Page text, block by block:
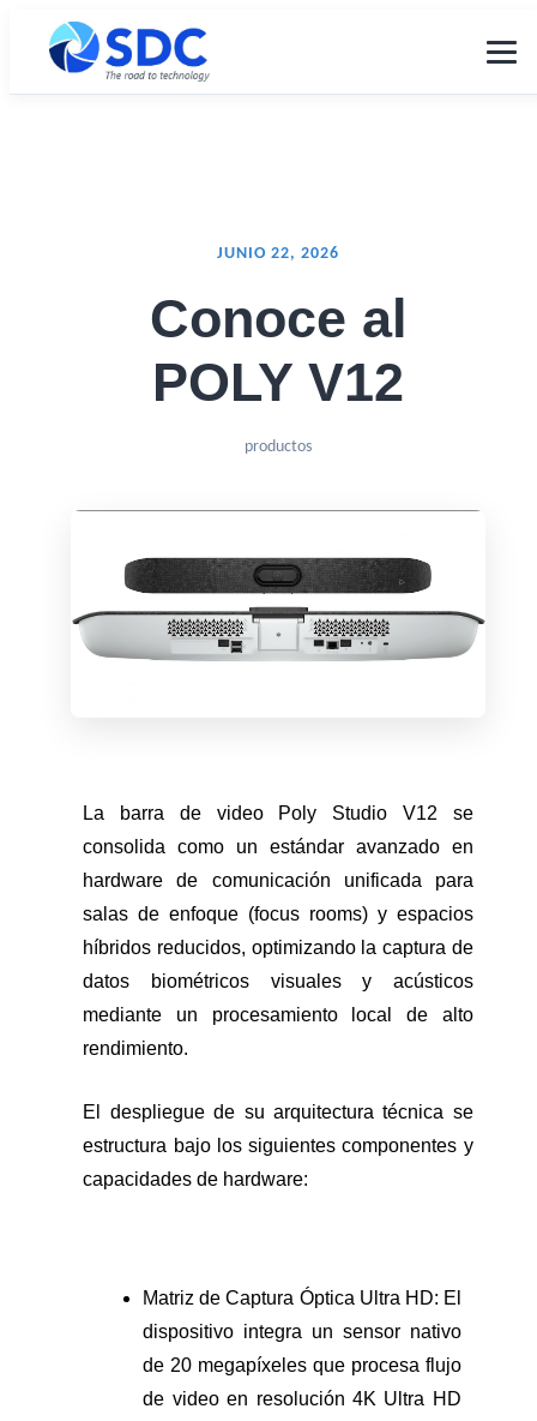
JUNIO 22, 2026
Conoce al
POLY V12
productos
La barra de video Poly Studio V12 se
consolida como un estándar avanzado en
hardware de comunicación unificada para
salas de enfoque (focus rooms) y espacios
híbridos reducidos, optimizando la captura de
datos biométricos visuales y acústicos
mediante un procesamiento local de alto
rendimiento.
El despliegue de su arquitectura técnica se
estructura bajo los siguientes componentes y
capacidades de hardware:
Matriz de Captura Óptica Ultra HD: El
dispositivo integra un sensor nativo
de 20 megapíxeles que procesa flujo
de video en resolución 4K Ultra HD